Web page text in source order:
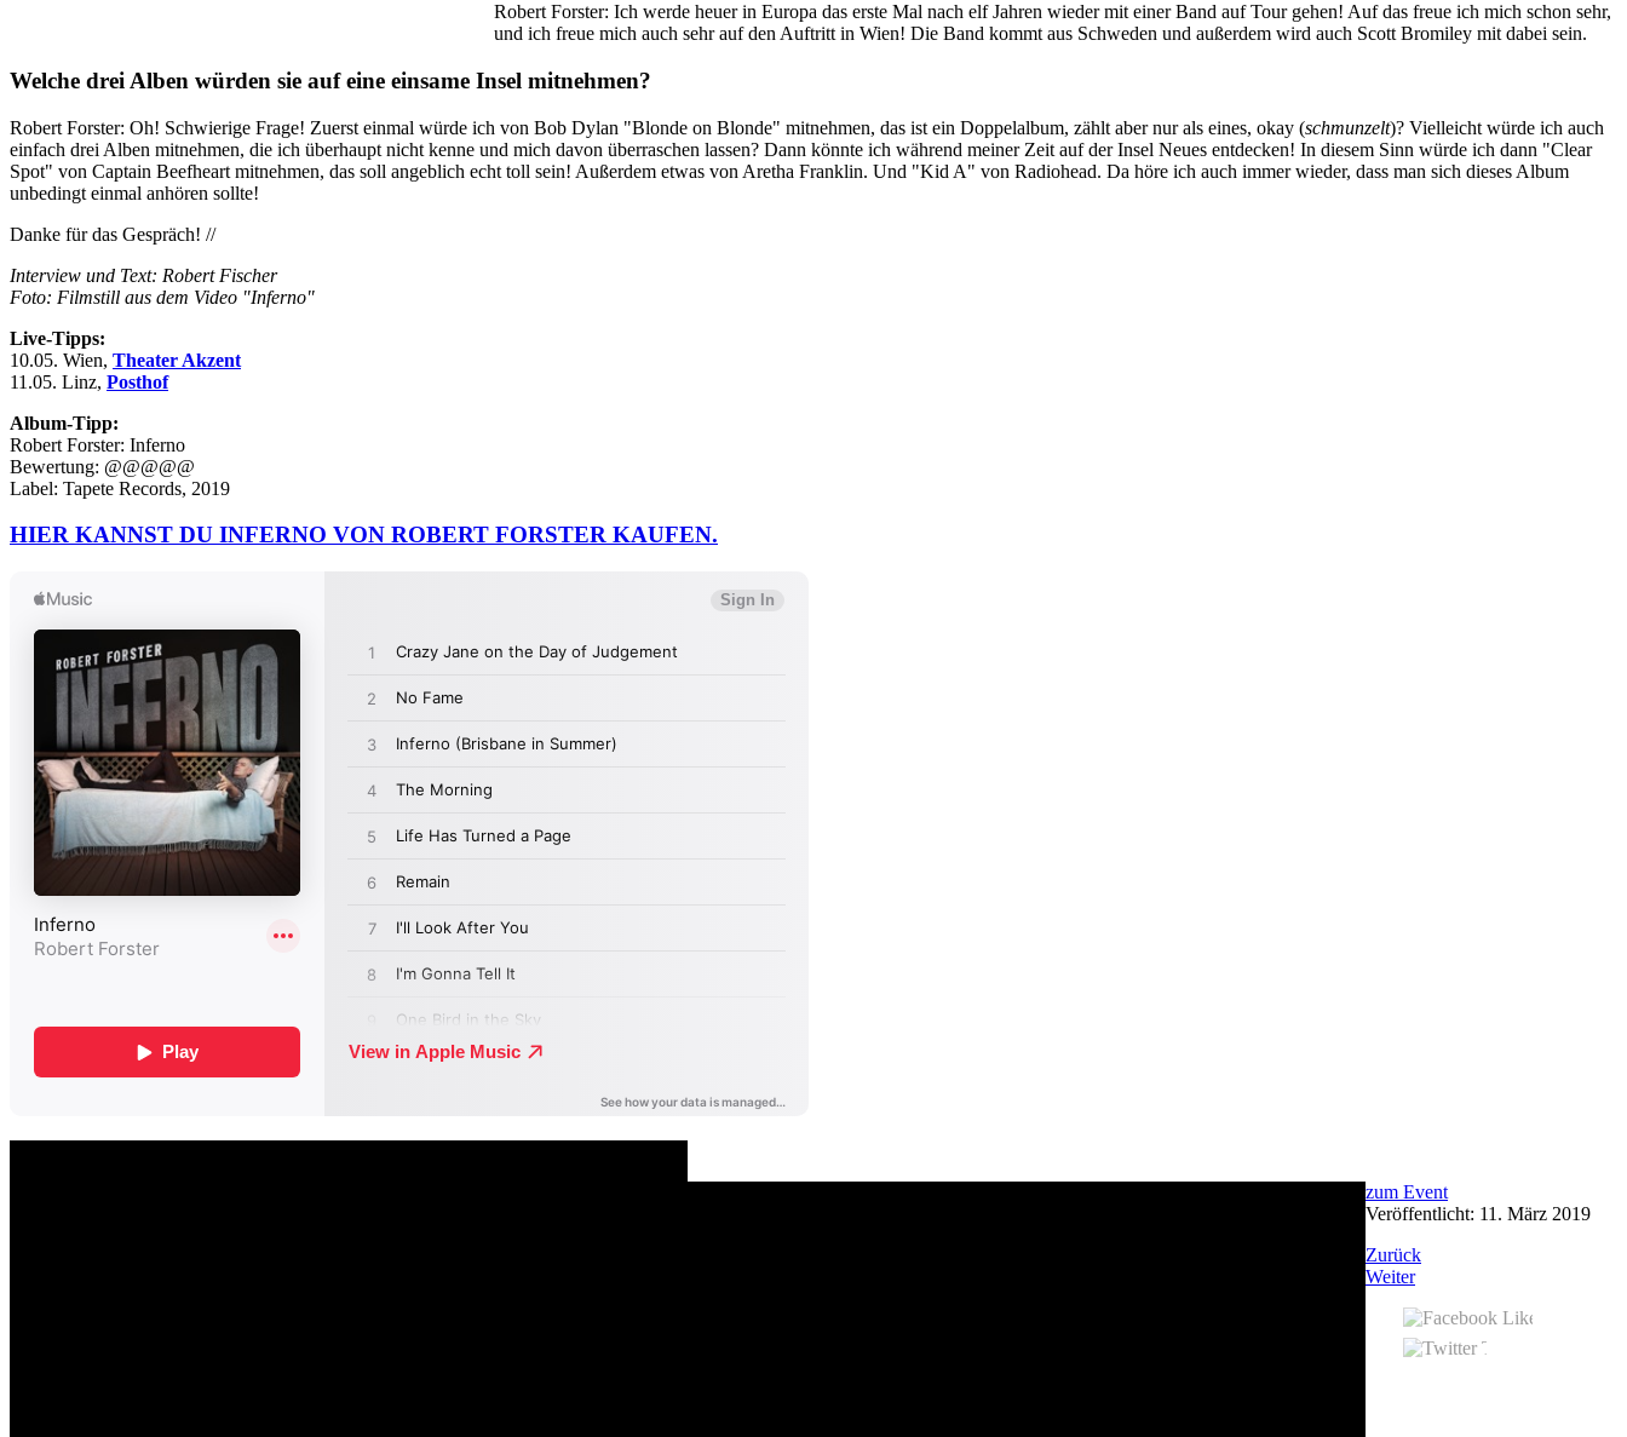
Robert Forster: Ich werde heuer in Europa das erste Mal nach elf Jahren wieder mit einer Band auf Tour gehen! Auf das freue ich mich schon sehr,
und ich freue mich auch sehr auf den Auftritt in Wien! Die Band kommt aus Schweden und außerdem wird auch Scott Bromiley mit dabei sein.
Welche drei Alben würden sie auf eine einsame Insel mitnehmen?
Robert Forster: Oh! Schwierige Frage! Zuerst einmal würde ich von Bob Dylan "Blonde on Blonde" mitnehmen, das ist ein Doppelalbum, zählt aber nur als eines, okay (schmunzelt)? Vielleicht würde ich auch
einfach drei Alben mitnehmen, die ich überhaupt nicht kenne und mich davon überraschen lassen? Dann könnte ich während meiner Zeit auf der Insel Neues entdecken! In diesem Sinn würde ich dann "Clear
Spot" von Captain Beefheart mitnehmen, das soll angeblich echt toll sein! Außerdem etwas von Aretha Franklin. Und "Kid A" von Radiohead. Da höre ich auch immer wieder, dass man sich dieses Album
unbedingt einmal anhören sollte!
Danke für das Gespräch! //
Interview und Text: Robert Fischer
Foto: Filmstill aus dem Video "Inferno"
Live-Tipps:
10.05. Wien, Theater Akzent
11.05. Linz, Posthof
Album-Tipp:
Robert Forster: Inferno
Bewertung: @@@@@
Label: Tapete Records, 2019
HIER KANNST DU INFERNO VON ROBERT FORSTER KAUFEN.
zum Event
Veröffentlicht: 11. März 2019
Zurück
Weiter